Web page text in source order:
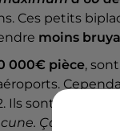
Ces petits
moins
000€ pièce,
Ils sont
Ça